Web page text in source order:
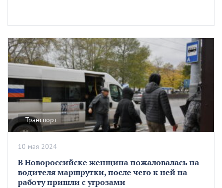
Транспорт
В Новороссийске женщина пожаловалась на
водителя маршрутки, после чего к ней на
работу пришли с угрозами
10 мая 2024